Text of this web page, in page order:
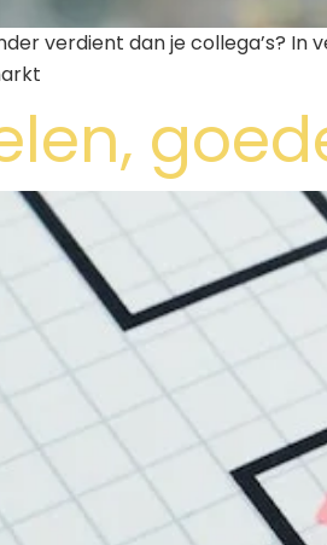
verdient dan je collega’s?